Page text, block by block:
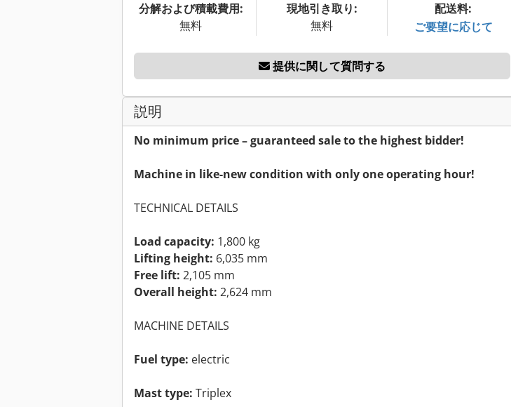
分解および積載費用:
無料
現地引き取り:
無料
配送料:
ご要望に応じて
提供に関して質問する
説明
No minimum price – guaranteed sale to the highest bidder!
Machine in like-new condition with only one operating hour!
TECHNICAL DETAILS
Load capacity: 1,800 kg
Lifting height: 6,035 mm
Free lift: 2,105 mm
Overall height: 2,624 mm
MACHINE DETAILS
Fuel type: electric
Mast type: Triplex